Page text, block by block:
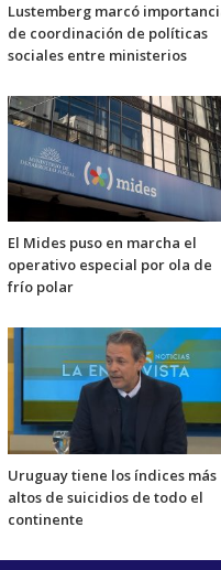
Lustemberg marcó
de coordinación de políticas
sociales entre ministerios
El Mides puso en marcha el
operativo especial por ola de
frío polar
Uruguay tiene los índices más
altos de suicidios de todo el
continente